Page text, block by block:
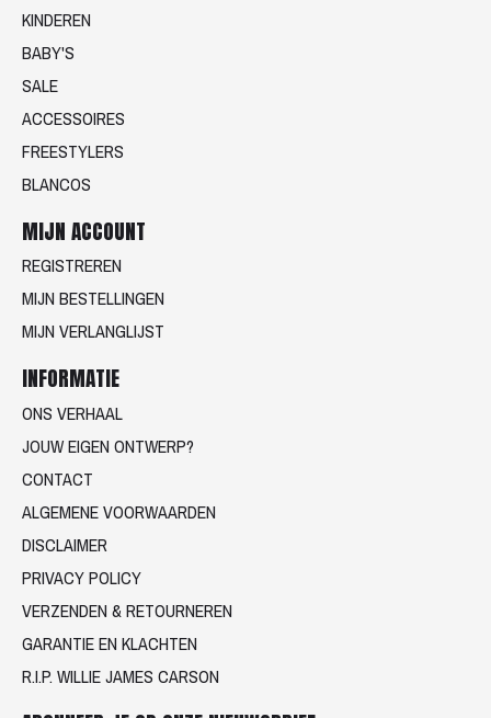
KINDEREN
BABY'S
SALE
ACCESSOIRES
FREESTYLERS
BLANCOS
MIJN ACCOUNT
REGISTREREN
MIJN BESTELLINGEN
MIJN VERLANGLIJST
INFORMATIE
ONS VERHAAL
JOUW EIGEN ONTWERP?
CONTACT
ALGEMENE VOORWAARDEN
DISCLAIMER
PRIVACY POLICY
VERZENDEN & RETOURNEREN
GARANTIE EN KLACHTEN
R.I.P. WILLIE JAMES CARSON